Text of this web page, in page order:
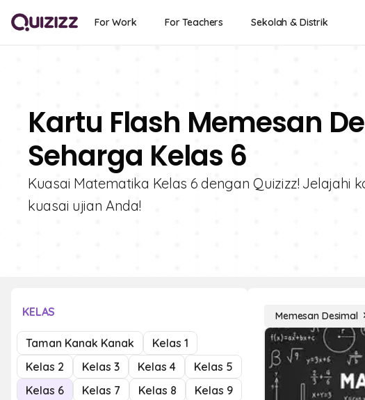
For Work For Teachers Sekolah & Distrik
Kartu Flash Memesan
Seharga Kelas 6
Kuasai Matematika Kelas 6 dengan Quizizz! Jelajahi
kuasai ujian Anda!
KELAS
Taman Kanak Kanak
Kelas 1
Kelas 2
Kelas 3 Kelas 4
Kelas 5
Kelas 6
Kelas 7 Kelas 8
Kelas 9
Memesan Desimal